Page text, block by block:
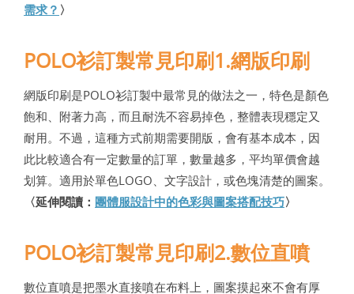
需求？ 〉
POLO衫訂製常見印刷1.網版印刷
網版印刷是POLO衫訂製中最常見的做法之一，特色是顏色
飽和、附著力高，而且耐洗不容易掉色，整體表現穩定又
耐用。不過，這種方式前期需要開版，會有基本成本，因
此比較適合有一定數量的訂單，數量越多，平均單價會越
划算。適用於單色LOGO、文字設計，或色塊清楚的圖案。
〈延伸閱讀： 團體服設計中的色彩與圖案搭配技巧〉
POLO衫訂製常見印刷2.數位直噴
數位直噴是把墨水直接噴在布料上，圖案摸起來不會有厚